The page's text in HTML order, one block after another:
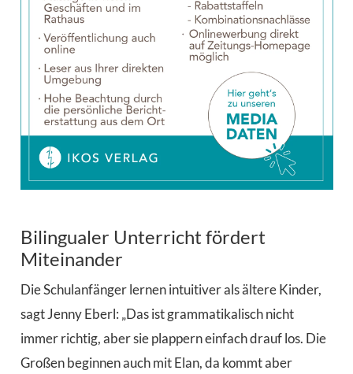
Bilingualer Unterricht fördert
Miteinander
Die Schulanfänger lernen intuitiver als ältere Kinder,
sagt Jenny Eberl: „Das ist grammatikalisch nicht
immer richtig, aber sie plappern einfach drauf los. Die
Großen beginnen auch mit Elan, da kommt aber